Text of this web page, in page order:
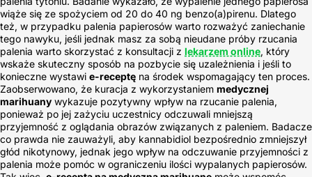
wiąże się ze spożyciem od 20 do 40 ng benzo(a)pirenu. Dlatego
też, w przypadku palenia papierosów warto rozważyć zaniechanie
tego nawyku, jeśli jednak masz za sobą nieudane próby rzucania
palenia warto skorzystać z konsultacji z lekarzem online, który
wskaże skuteczny sposób na pozbycie się uzależnienia i jeśli to
konieczne wystawi e-receptę na środek wspomagający ten proces.
Zaobserwowano, że kuracja z wykorzystaniem medycznej
marihuany wykazuje pozytywny wpływ na rzucanie palenia,
ponieważ po jej zażyciu uczestnicy odczuwali mniejszą
przyjemność z oglądania obrazów związanych z paleniem. Badacze
co prawda nie zauważyli, aby kannabidiol bezpośrednio zmniejszył
głód nikotynowy, jednak jego wpływ na odczuwanie przyjemności z
palenia może pomóc w ograniczeniu ilości wypalanych papierosów.